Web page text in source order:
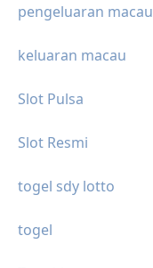
pengeluaran macau
keluaran macau
Slot Pulsa
Slot Resmi
togel sdy lotto
togel